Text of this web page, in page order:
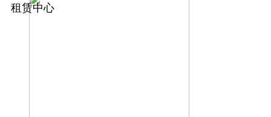
租赁中心